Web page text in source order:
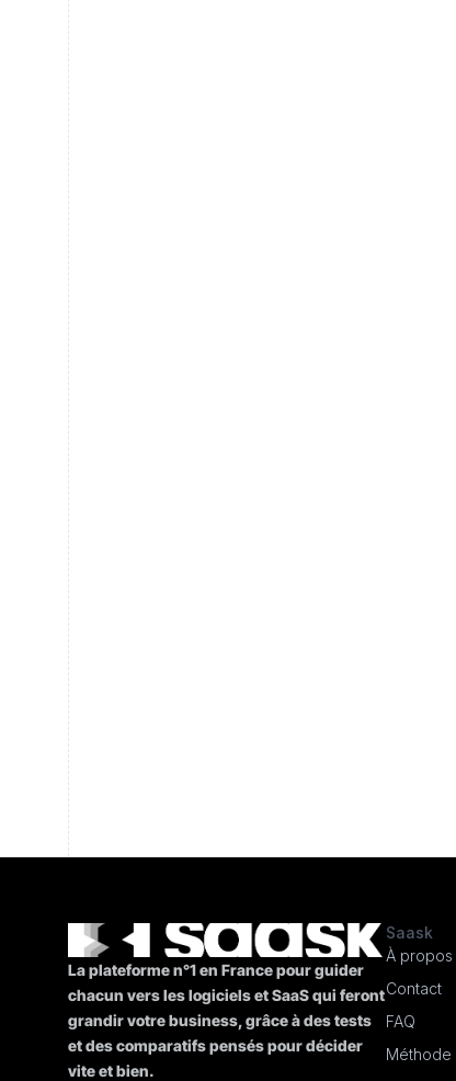
La plateforme n°1 en France pour guider
chacun vers les logiciels et SaaS qui feront
grandir votre business, grâce à des tests
et des comparatifs pensés pour décider
vite et bien.
Saask
À propos
Contact
FAQ